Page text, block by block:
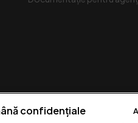
confidențiale